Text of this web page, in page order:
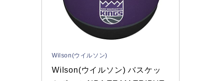
Wilson(ウイルソン)
Wilson(ウイルソン) バスケッ